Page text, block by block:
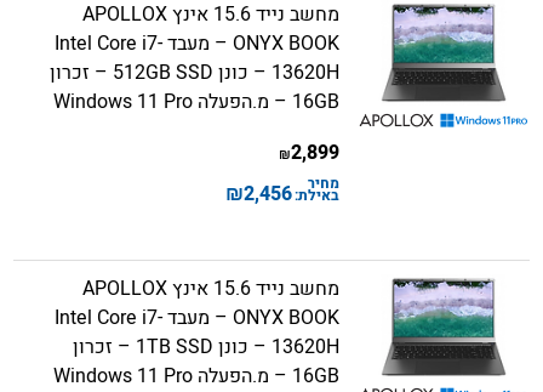
מחשב נייד 15.6 אינץ APOLLOX
ONYX BOOK – מעבד Intel Core i7-
13620H – כונן 512GB SSD – זכרון
16GB – מ.הפעלה Windows 11 Pro
2,899
₪
מחיר
באילת:2,456
₪
מחשב נייד 15.6 אינץ APOLLOX
ONYX BOOK – מעבד Intel Core i7-
13620H – כונן 1TB SSD – זכרון
16GB – מ.הפעלה Windows 11 Pro